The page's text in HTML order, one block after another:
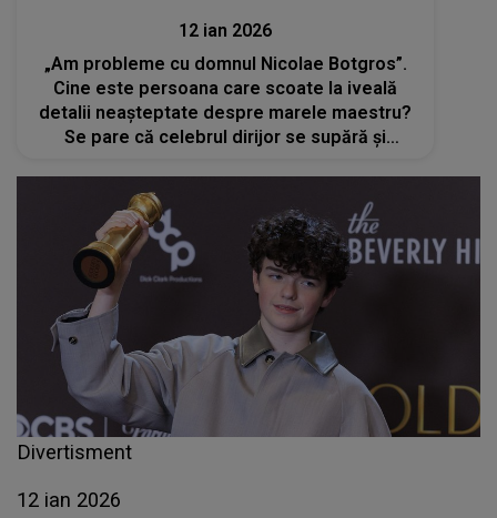
12 ian 2026
„Am probleme cu domnul Nicolae Botgros”.
Cine este persoana care scoate la iveală
detalii neașteptate despre marele maestru?
Se pare că celebrul dirijor se supără și
Divertisment
12 ian 2026